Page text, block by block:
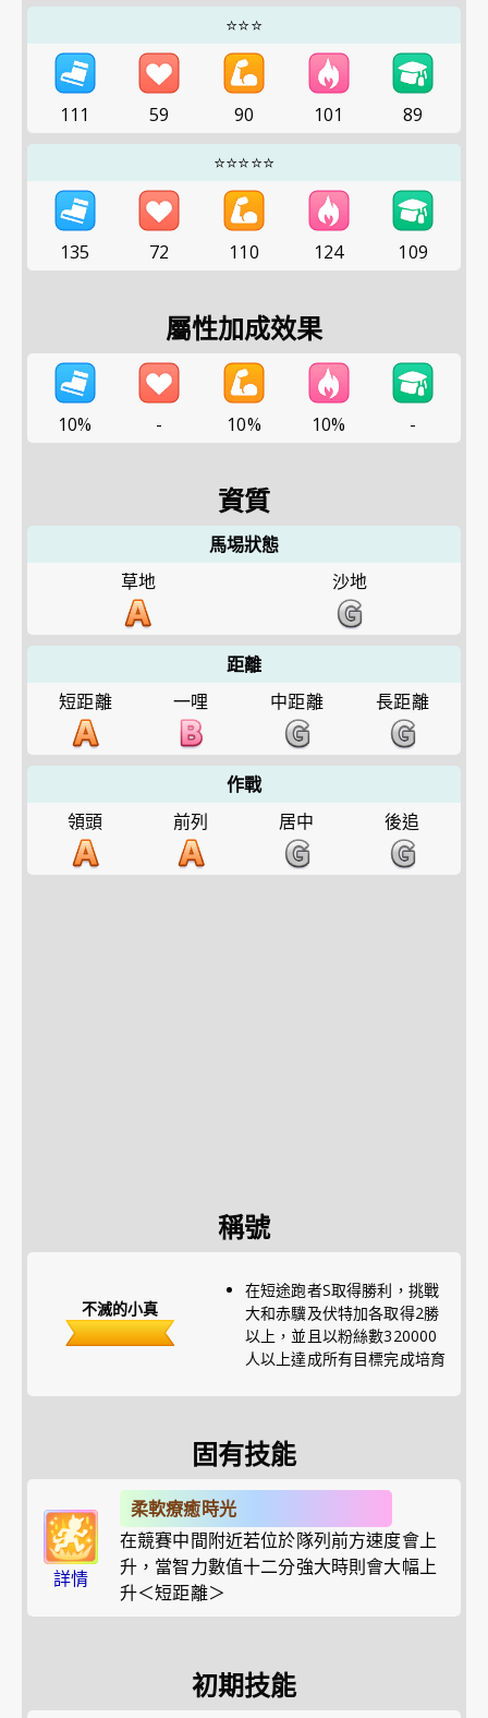
⭐⭐⭐
111 59 90 101
89
⭐⭐⭐⭐⭐
135 72 110 124 109
屬性加成效果
10% - 10% 10% -
資質
馬埸狀態
草地
沙地
距離
短距離
一哩 中距離 長距離
作戰
領頭
前列 居中 後追
稱號
不滅的小真
在短途跑者S取得勝利，挑戰
大和赤驥及伏特加各取得2勝
以上，並且以粉絲數320000
人以上達成所有目標完成培育
固有技能
詳情
柔軟療癒時光
在競賽中間附近若位於隊列前方速度會上
升，當智力數值十二分強大時則會大幅上
升＜短距離＞
初期技能